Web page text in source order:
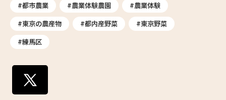
#都市農業 #農業体験農園
#農業体験
#東京の農産物
#都内産野菜
#東京野菜
#練馬区